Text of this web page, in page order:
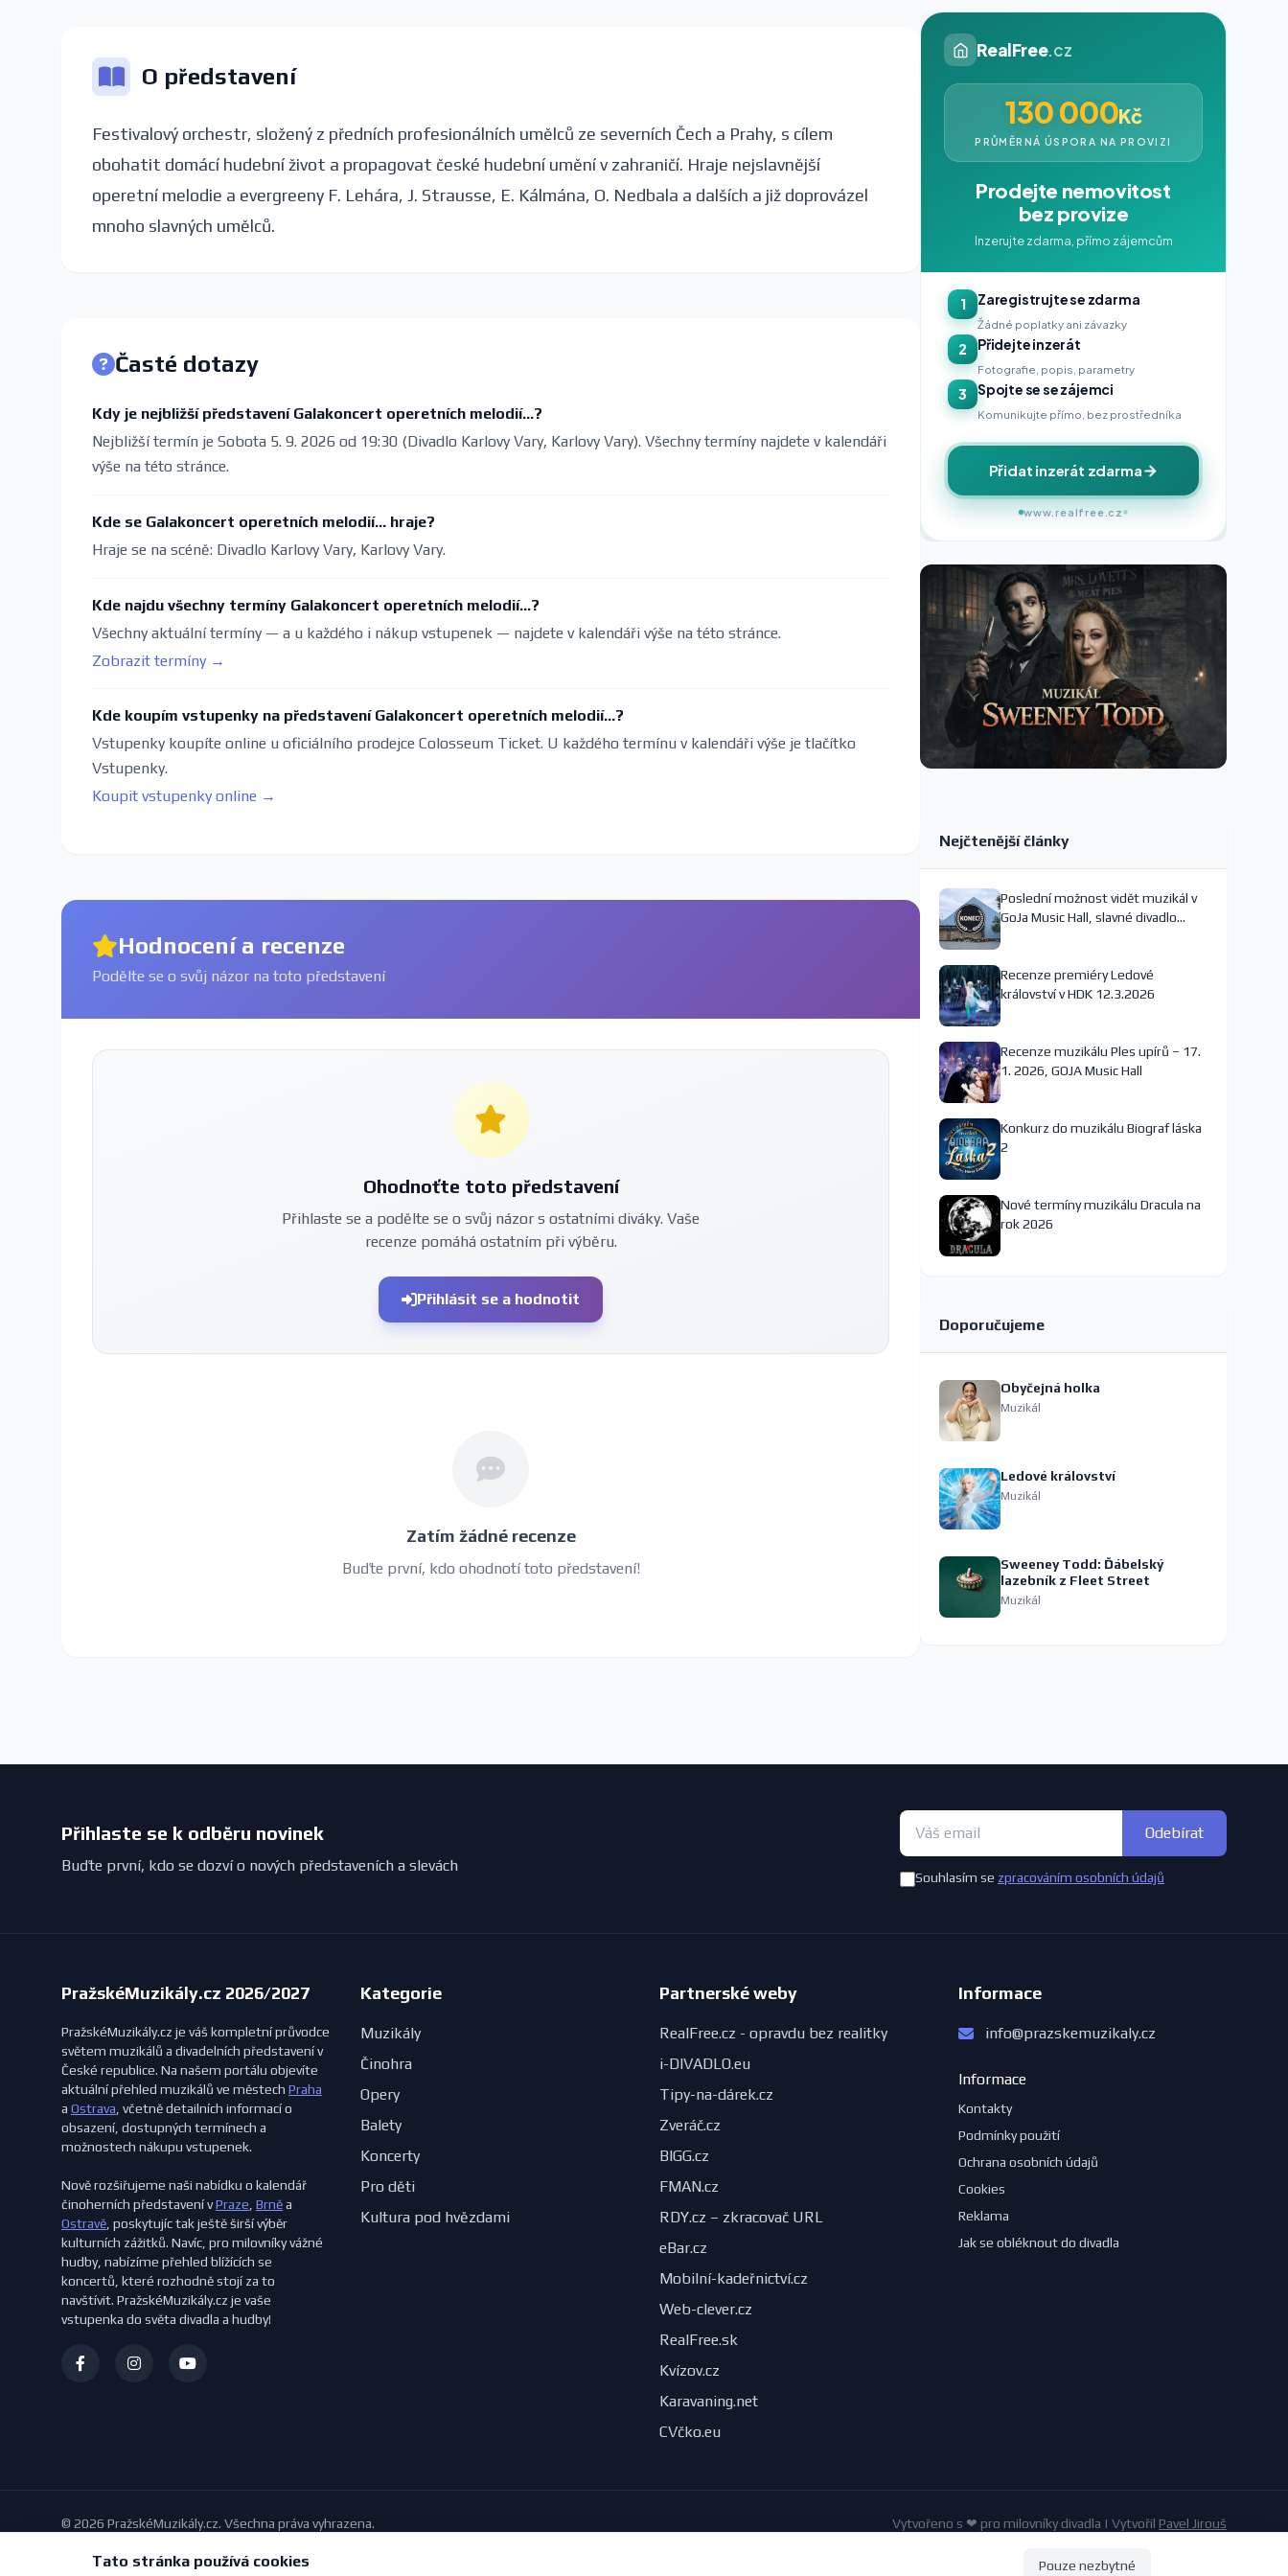
O představení
Festivalový orchestr, složený z předních profesionálních umělců ze severních Čech a Prahy, s cílem
obohatit domácí hudební život a propagovat české hudební umění v zahraničí. Hraje nejslavnější
operetní melodie a evergreeny F. Lehára, J. Strausse, E. Kálmána, O. Nedbala a dalších a již doprovázel
mnoho slavných umělců.
Časté dotazy
Kdy je nejbližší představení Galakoncert operetních melodií...?
Nejbližší termín je Sobota 5. 9. 2026 od 19:30 (Divadlo Karlovy Vary, Karlovy Vary). Všechny termíny najdete v kalendáři
výše na této stránce.
Kde se Galakoncert operetních melodií... hraje?
Hraje se na scéně: Divadlo Karlovy Vary, Karlovy Vary.
Kde najdu všechny termíny Galakoncert operetních melodií...?
Všechny aktuální termíny — a u každého i nákup vstupenek — najdete v kalendáři výše na této stránce.
Zobrazit termíny →
Kde koupím vstupenky na představení Galakoncert operetních melodií...?
Vstupenky koupíte online u oficiálního prodejce Colosseum Ticket. U každého termínu v kalendáři výše je tlačítko
Vstupenky.
Koupit vstupenky online →
Hodnocení a recenze
Podělte se o svůj názor na toto představení
Ohodnoťte toto představení
Přihlaste se a podělte se o svůj názor s ostatními diváky. Vaše
recenze pomáhá ostatním při výběru.
Přihlásit se a hodnotit
Zatím žádné recenze
Buďte první, kdo ohodnotí toto představení!
RealFree.cz
130 000Kč
PRŮMĚRNÁ ÚSPORA NA PROVIZI
Prodejte nemovitost
bez provize
Inzerujte zdarma, přímo zájemcům
1 Zaregistrujte se zdarma
Žádné poplatky ani závazky
2 Přidejte inzerát
Fotografie, popis, parametry
3 Spojte se se zájemci
Komunikujte přímo, bez prostředníka
Přidat inzerát zdarma
www.realfree.cz
Nejčtenější články
Poslední možnost vidět muzikál v
GoJa Music Hall, slavné divadlo
Recenze premiéry Ledové
království v HDK 12.3.2026
Recenze muzikálu Ples upírů – 17.
1. 2026, GOJA Music Hall
Konkurz do muzikálu Biograf láska
2
Nové termíny muzikálu Dracula na
rok 2026
Doporučujeme
Obyčejná holka
Muzikál
Ledové království
Muzikál
Sweeney Todd: Ďábelský
lazebník z Fleet Street
Muzikál
Přihlaste se k odběru novinek
Buďte první, kdo se dozví o nových představeních a slevách
Odebírat
Souhlasím se zpracováním osobních údajů
PražskéMuzikály.cz 2026/2027
PražskéMuzikály.cz je váš kompletní průvodce
světem muzikálů a divadelních představení v
České republice. Na našem portálu objevíte
aktuální přehled muzikálů ve městech Praha
a Ostrava , včetně detailních informací o
obsazení, dostupných termínech a
možnostech nákupu vstupenek.
Nově rozšiřujeme naši nabídku o kalendář
činoherních představení vPraze Brněa
Ostravě , poskytujíc tak ještě širší výběr
kulturních zážitků. Navíc, pro milovníky vážné
hudby, nabízíme přehled blížících se
koncertů, které rozhodně stojí za to
navštívit. PražskéMuzikály.cz je vaše
vstupenka do světa divadla a hudby!
Kategorie
Muzikály
Činohra
Opery
Balety
Koncerty
Pro děti
Kultura pod hvězdami
Partnerské weby
RealFree.cz - opravdu bez realitky
i-DIVADLO.eu
Tipy-na-dárek.cz
Zveráč.cz
BIGG.cz
FMAN.cz
RDY.cz – zkracovač URL
eBar.cz
Mobilní-kadeřnictví.cz
Web-clever.cz
RealFree.sk
Kvízov.cz
Karavaning.net
CVčko.eu
Informace
info@prazskemuzikaly.cz
Informace
Kontakty
Podmínky použití
Ochrana osobních údajů
Cookies
Reklama
Jak se obléknout do divadla
© 2026 PražskéMuzikály.cz. Všechna práva vyhrazena. Vytvořeno s ❤ pro milovníky divadla | Vytvořil Pavel Jirouš
Tato stránka používá cookies Pouze nezbytné